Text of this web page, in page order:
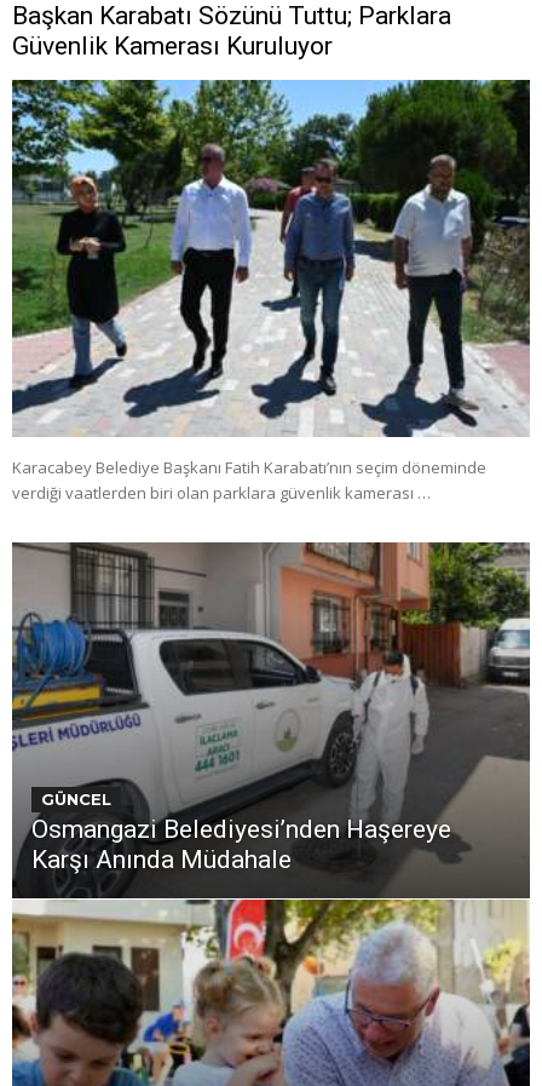
Başkan Karabatı Sözünü Tuttu; Parklara
Güvenlik Kamerası Kuruluyor
Karacabey Belediye Başkanı Fatih Karabatı’nın seçim döneminde
verdiği vaatlerden biri olan parklara güvenlik kamerası …
GÜNCEL
Osmangazi Belediyesi’nden Haşereye
Karşı Anında Müdahale